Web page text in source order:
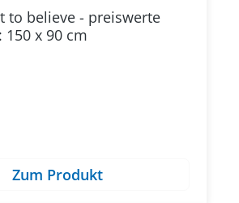
to believe - preiswerte
x 90 cm
Zum Produkt